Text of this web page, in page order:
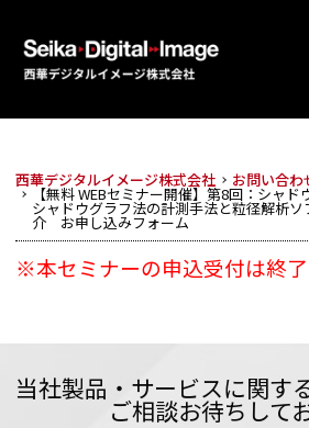
西華デジタルイメージ株式会社 お問い合わ
【無料 WEBセミナー開催】第8回：シャ
シャドウグラフ法の計測手法と粒径解析
介 お申し込みフォーム
※本セミナーの申込受付は終了
当社製品・サービスに関す
ご相談お待ちして